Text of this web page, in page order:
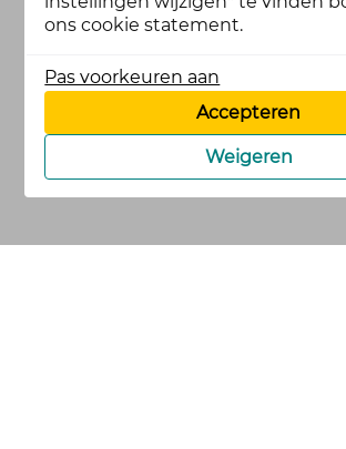
ons cookie statement.
Pas voorkeuren aan
Accepteren
Weigeren